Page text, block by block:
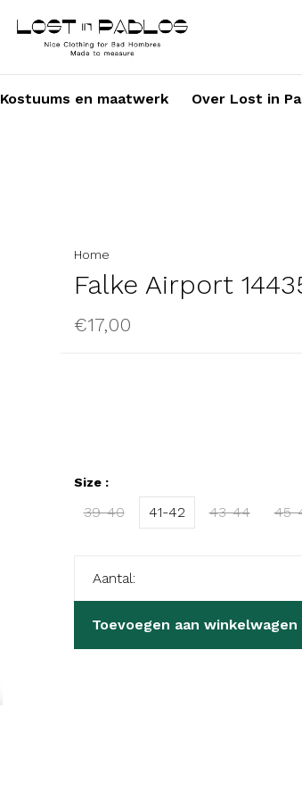
Kostuums en maatwerk Over Lost in
Home
Falke Airport
€17,00
Size :
39-40 41-42 43-44 45-
Aantal:
Toevoegen aan winkelwagen